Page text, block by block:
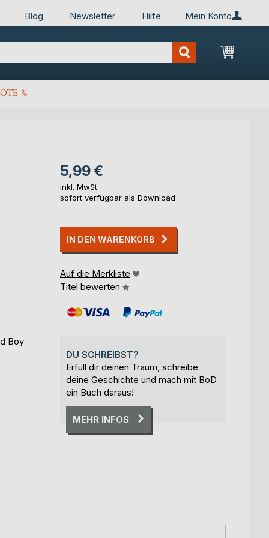
Mein Konto
Blog Newsletter Hilfe
Mein
%
Boy
5,99 €
inkl. MwSt.
sofort verfügbar als Download
IN DEN WARENKORB
Auf die Merkliste
Titel bewerten
DU SCHREIBST?
Erfüll dir deinen Traum, schreibe
deine Geschichte und mach mit BoD
ein Buch daraus!
MEHR INFOS